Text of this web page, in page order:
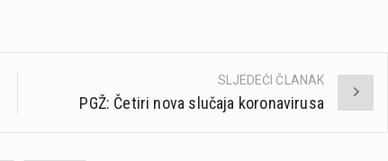
SLJEDEĆI ČLANAK
PGŽ: Četiri nova slučaja koronavirusa